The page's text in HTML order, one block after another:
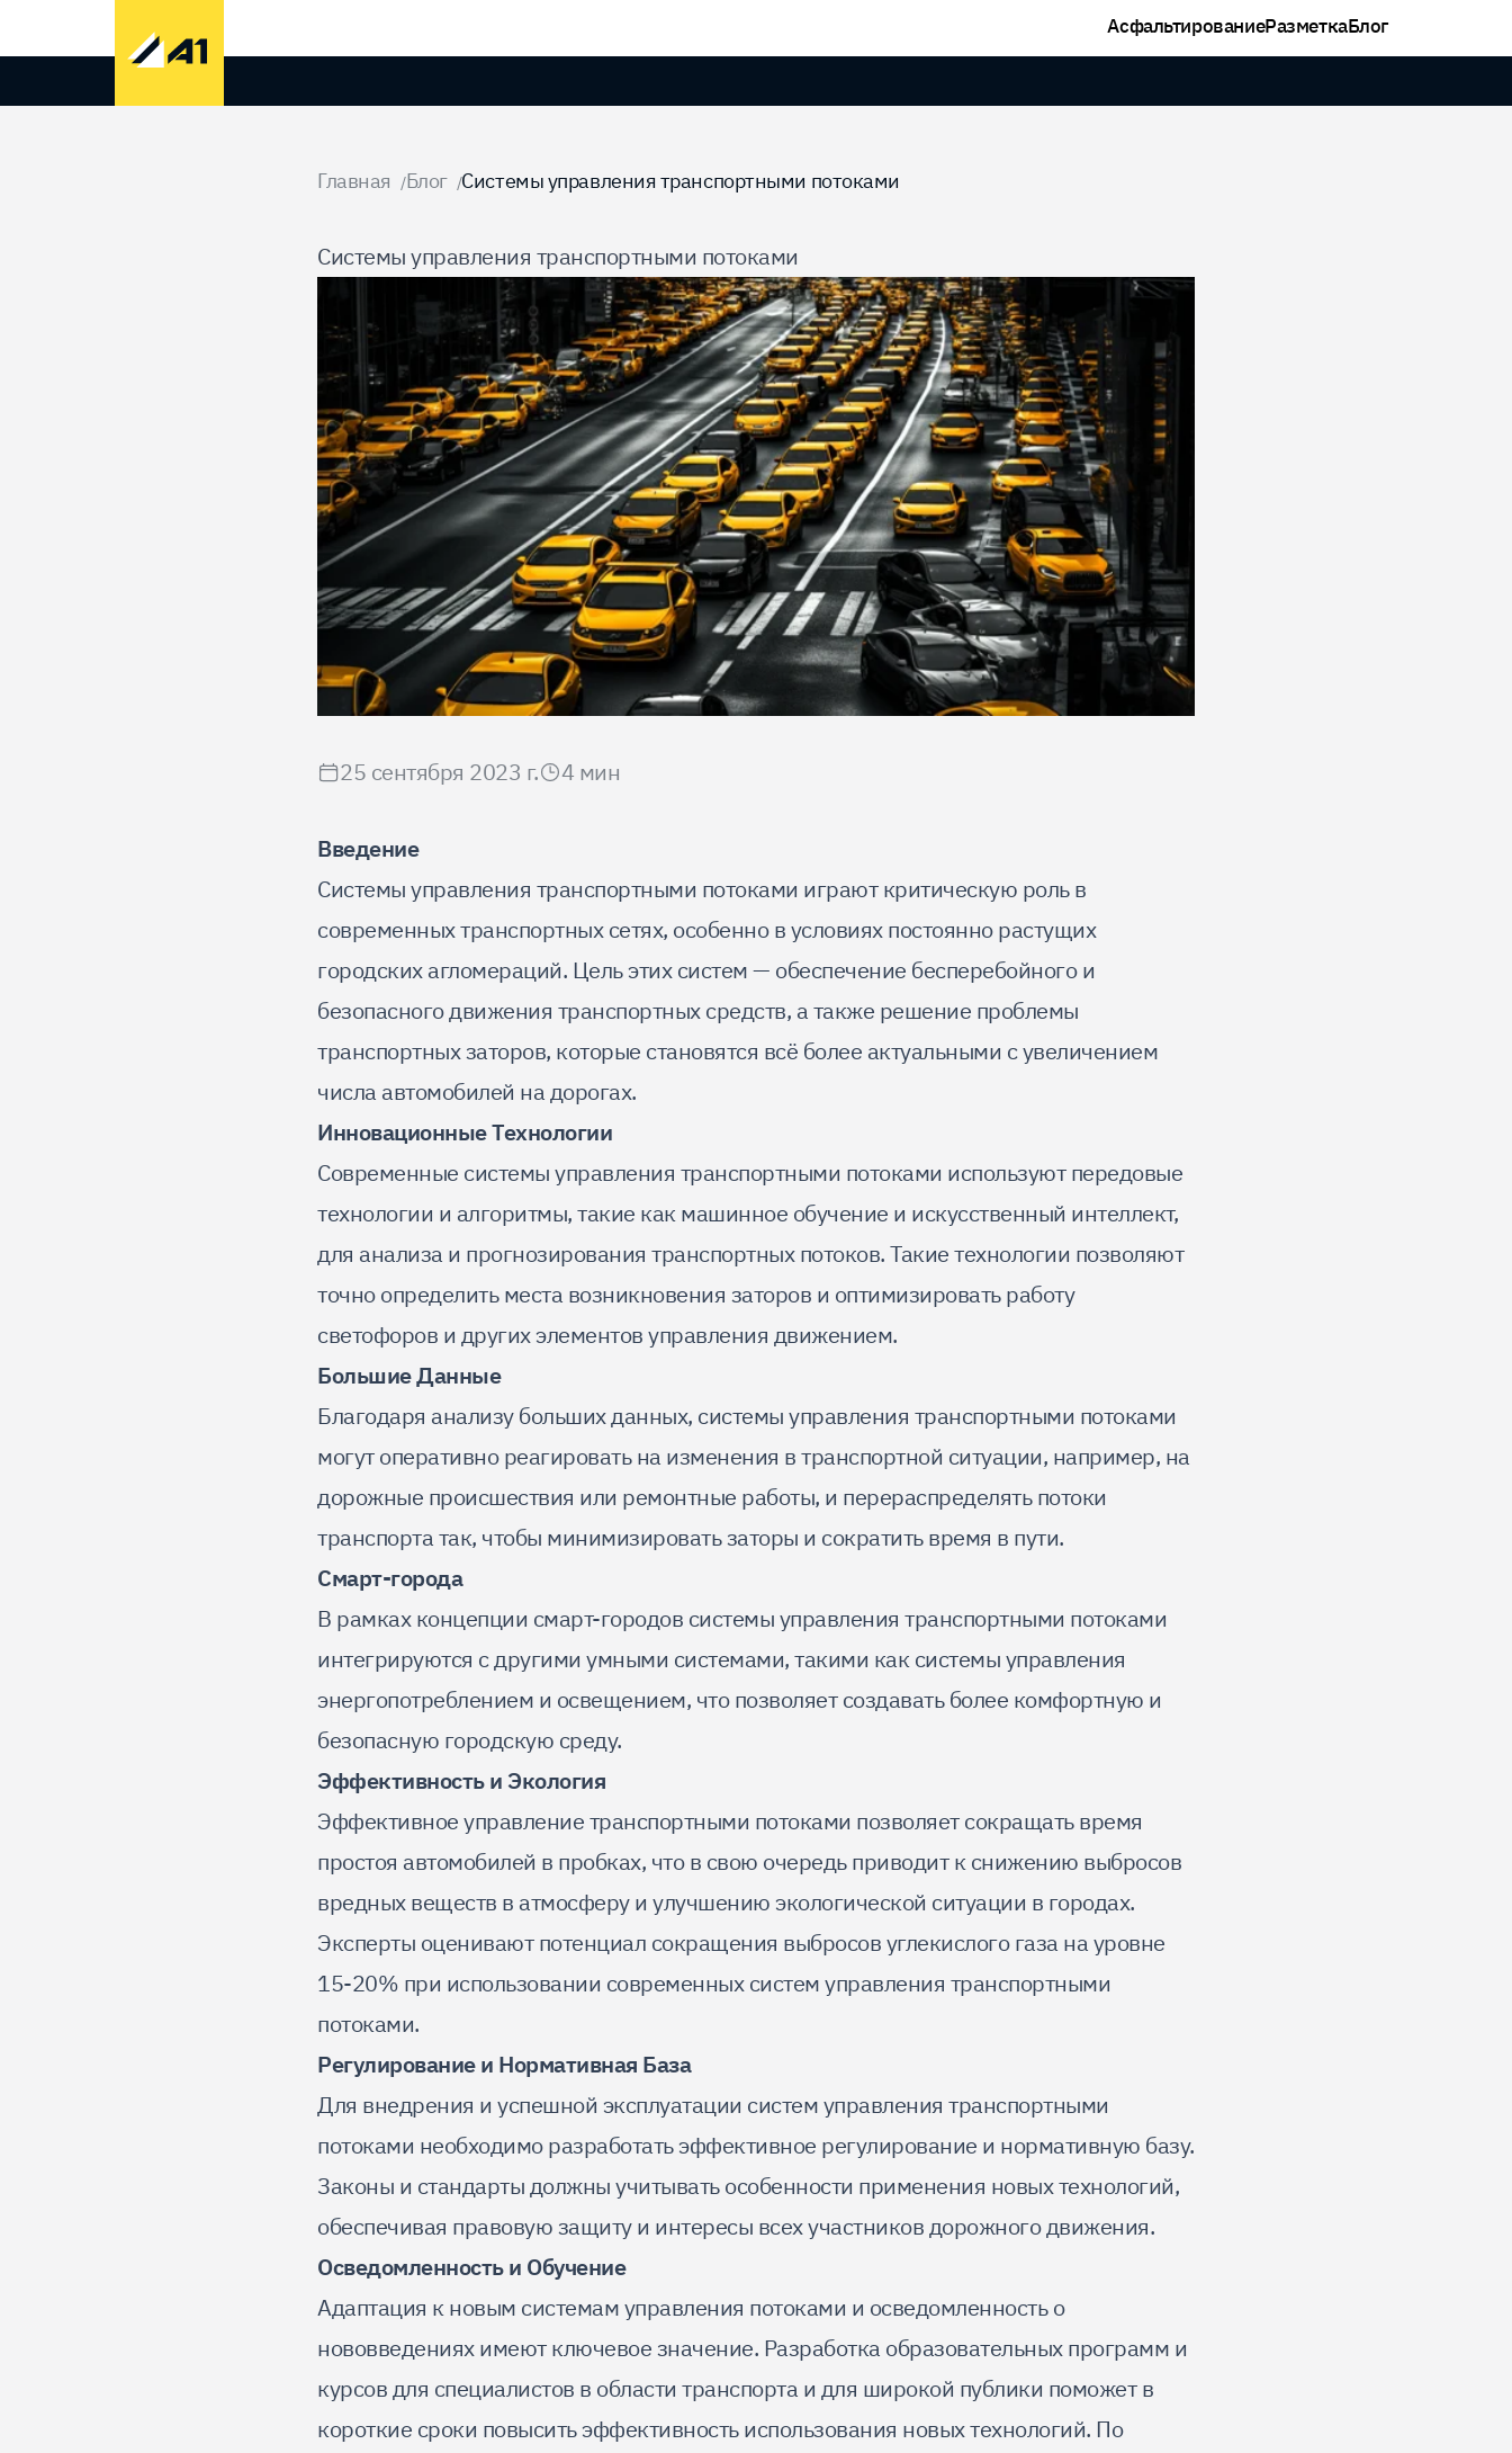
АсфальтированиеРазметкаБлог
Главная /Блог /Системы управления транспортными потоками
Системы управления транспортными потоками
25 сентября 2023 г. 4 мин
Введение
Системы управления транспортными потоками играют критическую роль в
современных транспортных сетях, особенно в условиях постоянно растущих
городских агломераций. Цель этих систем — обеспечение бесперебойного и
безопасного движения транспортных средств, а также решение проблемы
транспортных заторов, которые становятся всё более актуальными с увеличением
числа автомобилей на дорогах.
Инновационные Технологии
Современные системы управления транспортными потоками используют передовые
технологии и алгоритмы, такие как машинное обучение и искусственный интеллект,
для анализа и прогнозирования транспортных потоков. Такие технологии позволяют
точно определить места возникновения заторов и оптимизировать работу
светофоров и других элементов управления движением.
Большие Данные
Благодаря анализу больших данных, системы управления транспортными потоками
могут оперативно реагировать на изменения в транспортной ситуации, например, на
дорожные происшествия или ремонтные работы, и перераспределять потоки
транспорта так, чтобы минимизировать заторы и сократить время в пути.
Смарт-города
В рамках концепции смарт-городов системы управления транспортными потоками
интегрируются с другими умными системами, такими как системы управления
энергопотреблением и освещением, что позволяет создавать более комфортную и
безопасную городскую среду.
Эффективность и Экология
Эффективное управление транспортными потоками позволяет сокращать время
простоя автомобилей в пробках, что в свою очередь приводит к снижению выбросов
вредных веществ в атмосферу и улучшению экологической ситуации в городах.
Эксперты оценивают потенциал сокращения выбросов углекислого газа на уровне
15-20% при использовании современных систем управления транспортными
потоками.
Регулирование и Нормативная База
Для внедрения и успешной эксплуатации систем управления транспортными
потоками необходимо разработать эффективное регулирование и нормативную базу.
Законы и стандарты должны учитывать особенности применения новых технологий,
обеспечивая правовую защиту и интересы всех участников дорожного движения.
Осведомленность и Обучение
Адаптация к новым системам управления потоками и осведомленность о
нововведениях имеют ключевое значение. Разработка образовательных программ и
курсов для специалистов в области транспорта и для широкой публики поможет в
короткие сроки повысить эффективность использования новых технологий. По